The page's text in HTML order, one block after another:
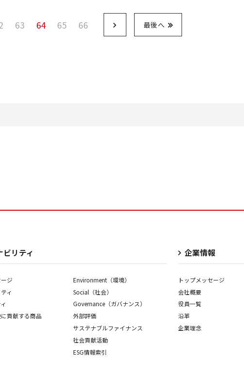
63 64 65 66 最後へ
ビリティ
ジ
ィ
貢献する商品
Environment（環境）
Social（社会）
Governance（ガバナンス）
外部評価
サステナブルファイナンス
社会貢献活動
ESG情報索引
企業情報
トップメッセージ
会社概要
役員一覧
沿革
企業理念